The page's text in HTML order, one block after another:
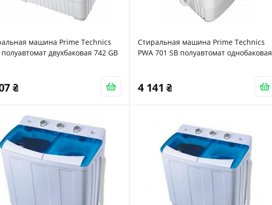
машина Prime Technics
полуавтомат двухбаковая 742 GB
Стиральная машина Prime Technics
PWA 701 SB полуавтомат однобаковая
4 141